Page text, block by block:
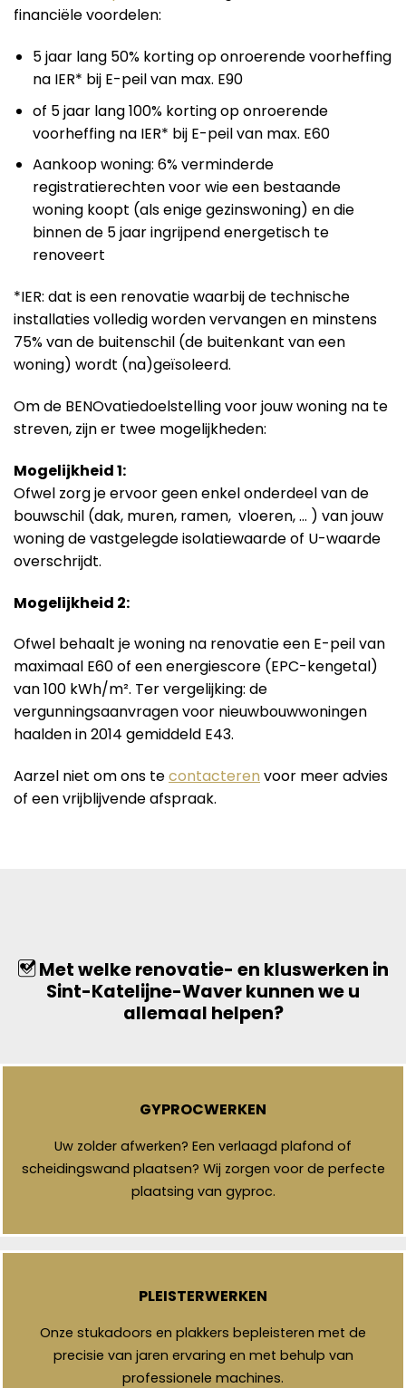
financiële voordelen:
5 jaar lang 50% korting op onroerende voorheffing
na IER* bij E-peil van max. E90
of 5 jaar lang 100% korting op onroerende
voorheffing na IER* bij E-peil van max. E60
Aankoop woning: 6% verminderde
registratierechten voor wie een bestaande
woning koopt (als enige gezinswoning) en die
binnen de 5 jaar ingrijpend energetisch te
renoveert
*IER: dat is een renovatie waarbij de technische
installaties volledig worden vervangen en minstens
75% van de buitenschil (de buitenkant van een
woning) wordt (na)geïsoleerd.
Om de BENOvatiedoelstelling voor jouw woning na te
streven, zijn er twee mogelijkheden:
Mogelijkheid 1:
Ofwel zorg je ervoor geen enkel onderdeel van de
bouwschil (dak, muren, ramen, vloeren, … ) van jouw
woning de vastgelegde isolatiewaarde of U-waarde
overschrijdt.
Mogelijkheid 2:
Ofwel behaalt je woning na renovatie een E-peil van
maximaal E60 of een energiescore (EPC-kengetal)
van 100 kWh/m². Ter vergelijking: de
vergunningsaanvragen voor nieuwbouwwoningen
haalden in 2014 gemiddeld E43.
Aarzel niet om ons tecontacteren voor meer advies
of een vrijblijvende afspraak.
Met welke renovatie- en kluswerken in
Sint-Katelijne-Waver kunnen we u
allemaal helpen?
GYPROCWERKEN
Uw zolder afwerken? Een verlaagd plafond of
scheidingswand plaatsen? Wij zorgen voor de perfecte
plaatsing van gyproc.
PLEISTERWERKEN
Onze stukadoors en plakkers bepleisteren met de
precisie van jaren ervaring en met behulp van
professionele machines.